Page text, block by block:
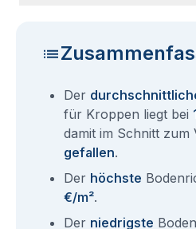
Der
für Kroppen liegt bei
damit im Schnitt zum
gefallen.
Der höchste
€/m².
Der niedrigste